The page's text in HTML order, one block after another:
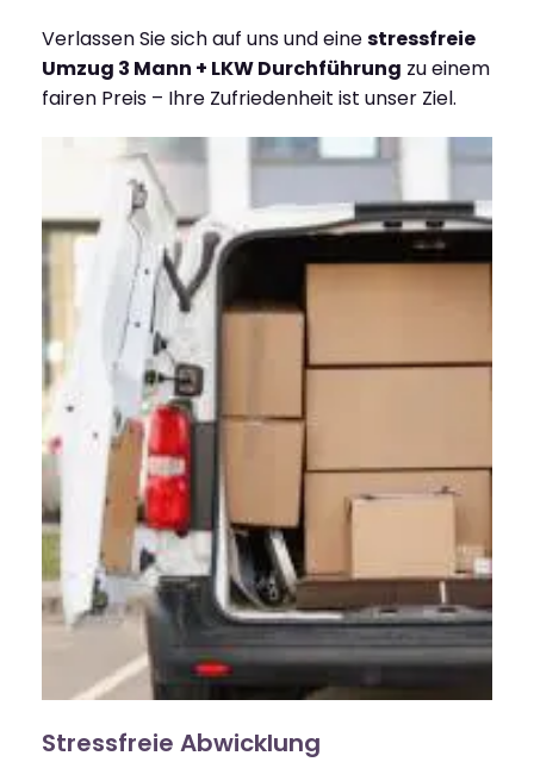
Verlassen Sie sich auf uns und einestressfreie
Umzug 3 Mann + LKW Durchführung zu einem
fairen Preis – Ihre Zufriedenheit ist unser Ziel.
Stressfreie Abwicklung